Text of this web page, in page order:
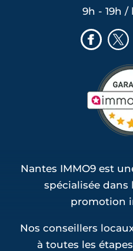
9h - 19h /
Nantes IMMO9 est
spécialisée dans
promotion
Nos conseillers
à toutes les